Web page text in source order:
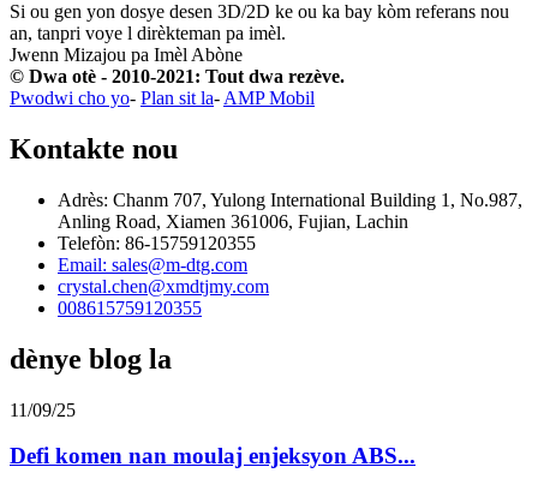
Si ou gen yon dosye desen 3D/2D ke ou ka bay kòm referans nou
an, tanpri voye l dirèkteman pa imèl.
Jwenn Mizajou pa Imèl Abòne
© Dwa otè - 2010-2021: Tout dwa rezève.
Pwodwi cho yo- Plan sit la- AMP Mobil
Kontakte nou
Adrès: Chanm 707, Yulong International Building 1, No.987,
Anling Road, Xiamen 361006, Fujian, Lachin
Telefòn: 86-15759120355
Email: sales@m-dtg.com
crystal.chen@xmdtjmy.com
008615759120355
dènye blog la
11/09/25
Defi komen nan moulaj enjeksyon ABS...